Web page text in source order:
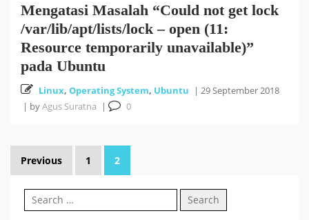
Mengatasi Masalah “Could not get lock
/var/lib/apt/lists/lock – open (11:
Resource temporarily unavailable)”
pada Ubuntu
Linux, Operating System, Ubuntu | 29 September 2018
| byAgus Suratna | 0
Posts
pagination
Previous 1 2
Search
for: